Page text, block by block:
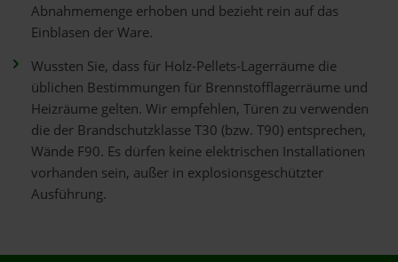
Abnahmemenge erhoben und bezieht rein auf das
Einblasen der Ware.
Wussten Sie, dass für Holz-Pellets-Lagerräume die
üblichen Bestimmungen für Brennstofflagerräume und
Heizräume gelten. Wir empfehlen, Türen zu verwenden
die der Brandschutzklasse T30 (bzw. T90) entsprechen,
Wände F90. Es dürfen keine elektrischen Installationen
vorhanden sein, außer in explosionsgeschützter
Ausführung.